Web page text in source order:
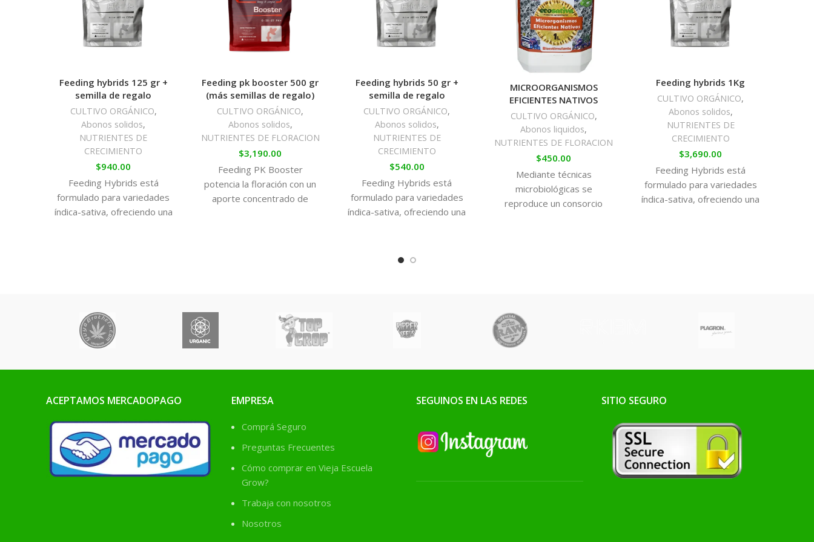
Puede combinarse sin problema con la línea completa Feeding, potenciando su
efectividad durante la fase generativa. Mantener un control regular de pH y EC
para obtener resultados óptimos.
🔥 Feeding PK Booster – el impulso definitivo para una floración explosiva y
cosechas de máxima calidad.
Feeding hybrids 125 gr +
semilla de regalo
CULTIVO ORGÁNICO,
Abonos solidos,
NUTRIENTES DE
CRECIMIENTO
$940.00
Feeding Hybrids está
formulado para variedades
índica-sativa, ofreciendo una
Feeding pk booster 500 gr
(más semillas de regalo)
CULTIVO ORGÁNICO,
Abonos solidos,
NUTRIENTES DE FLORACION
$3,190.00
Feeding PK Booster
potencia la floración con un
aporte concentrado de
Feeding hybrids 50 gr +
semilla de regalo
CULTIVO ORGÁNICO,
Abonos solidos,
NUTRIENTES DE
CRECIMIENTO
$540.00
Feeding Hybrids está
formulado para variedades
índica-sativa, ofreciendo una
vigoroso y una floración
MICROORGANISMOS
EFICIENTES NATIVOS
CULTIVO ORGÁNICO,
Abonos liquidos,
NUTRIENTES DE FLORACION
$450.00
Mediante técnicas
microbiológicas se
reproduce un consorcio
concentración en los
Feeding hybrids 1Kg
CULTIVO ORGÁNICO,
Abonos solidos,
NUTRIENTES DE
CRECIMIENTO
$3,690.00
Feeding Hybrids está
formulado para variedades
índica-sativa, ofreciendo una
ACEPTAMOS MERCADOPAGO EMPRESA
Comprá Seguro
Preguntas Frecuentes
Cómo comprar en Vieja Escuela
Grow?
Trabaja con nosotros
Nosotros
SEGUINOS EN LAS REDES SITIO SEGURO